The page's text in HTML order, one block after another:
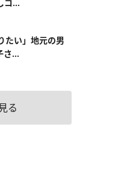
コ...
たい」地元の男
さ...
る